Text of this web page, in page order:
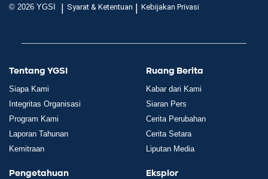
© 2026 YGSI | Syarat & Ketentuan | Kebijakan Privasi
Tentang YGSI
Siapa Kami
Integritas Organisasi
Program Kami
Laporan Tahunan
Kemitraan
Ruang Berita
Kabar dari Kami
Siaran Pers
Cerita Perubahan
Cerita Setara
Liputan Media
Pengetahuan
Eksplor